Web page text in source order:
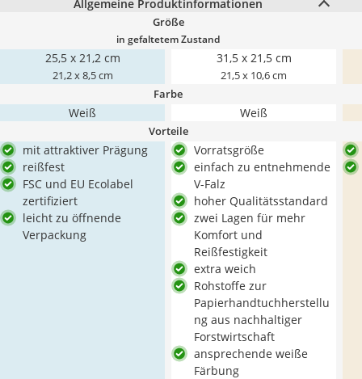
Allgemeine Produktinformationen
Größe
in gefaltetem Zustand
25,5 x 21,2 cm
21,2 x 8,5 cm
31,5 x 21,5 cm
21,5 x 10,6 cm
Farbe
Weiß Weiß
Vorteile
mit attraktiver Prägung
reißfest
FSC und EU Ecolabel
zertifiziert
leicht zu öffnende
Verpackung
Vorratsgröße
einfach zu entnehmende
V-Falz
hoher Qualitätsstandard
zwei Lagen für mehr
Komfort und
Reißfestigkeit
extra weich
Rohstoffe zur
Papierhandtuchherstellu
ng aus nachhaltiger
Forstwirtschaft
ansprechende weiße
Färbung